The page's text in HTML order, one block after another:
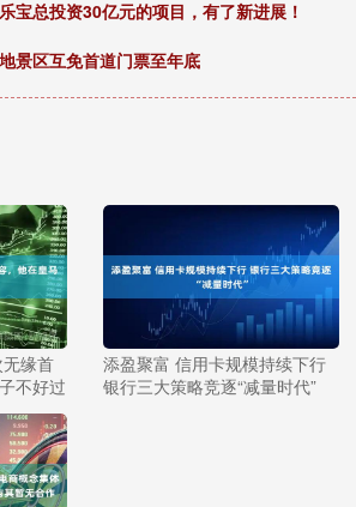
宝总投资30亿元的项目，有了新进展！
景区互免首道门票至年底
缘首
不好过
添盈聚富 信用卡规模持续下行
银行三大策略竞逐“减量时代”